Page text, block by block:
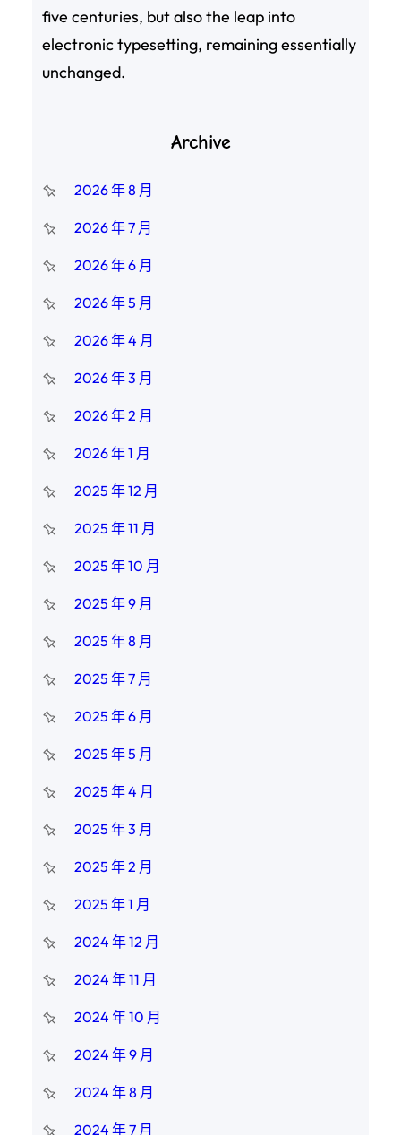
five centuries, but also the leap into
electronic typesetting, remaining essentially
unchanged.
Archive
2026 年 8 月
2026 年 7 月
2026 年 6 月
2026 年 5 月
2026 年 4 月
2026 年 3 月
2026 年 2 月
2026 年 1 月
2025 年 12 月
2025 年 11 月
2025 年 10 月
2025 年 9 月
2025 年 8 月
2025 年 7 月
2025 年 6 月
2025 年 5 月
2025 年 4 月
2025 年 3 月
2025 年 2 月
2025 年 1 月
2024 年 12 月
2024 年 11 月
2024 年 10 月
2024 年 9 月
2024 年 8 月
2024 年 7 月